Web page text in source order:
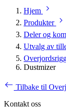
Hjem
Produkter
Deler og
Utvalg av
Dustmizer
Tilbake til
Kontakt oss